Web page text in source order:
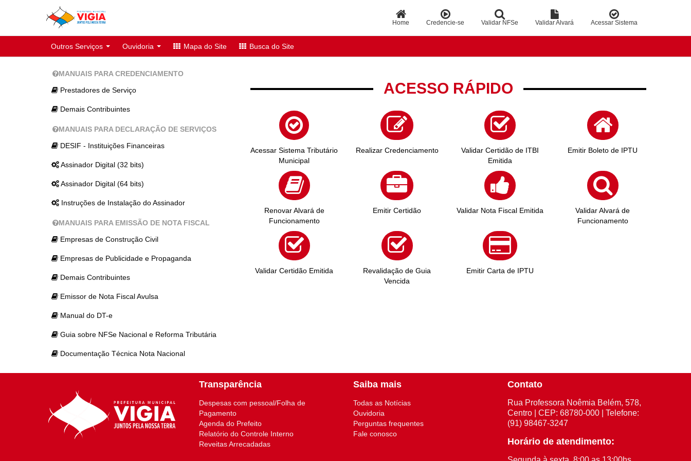
Home Credencie-se Validar NFSe Validar Alvará Acessar Sistema
Outros Serviços Ouvidoria Mapa do Site Busca do Site
MANUAIS PARA CREDENCIAMENTO
Prestadores de Serviço
Demais Contribuintes
MANUAIS PARA DECLARAÇÃO DE SERVIÇOS
DESIF - Instituições Financeiras
Assinador Digital (32 bits)
Assinador Digital (64 bits)
Instruções de Instalação do Assinador
MANUAIS PARA EMISSÃO DE NOTA FISCAL
Empresas de Construção Civil
Empresas de Publicidade e Propaganda
Demais Contribuintes
Emissor de Nota Fiscal Avulsa
Manual do DT-e
Guia sobre NFSe Nacional e Reforma Tributária
Documentação Técnica Nota Nacional
ACESSO RÁPIDO
Acessar Sistema Tributário
Municipal
Realizar Credenciamento
Validar Certidão de ITBI
Emitida
Emitir Boleto de IPTU
Renovar Alvará de
Funcionamento
Emitir Certidão Validar Nota Fiscal Emitida
Validar Alvará de
Funcionamento
Validar Certidão Emitida
Revalidação de Guia
Vencida
Emitir Carta de IPTU
Transparência
Despesas com pessoal/Folha de
Pagamento
Agenda do Prefeito
Relatório do Controle Interno
Reveitas Arrecadadas
Saiba mais
Todas as Notícias
Ouvidoria
Perguntas frequentes
Fale conosco
Contato
Rua Professora Noêmia Belém, 578,
Centro | CEP: 68780-000 | Telefone:
(91) 98467-3247
Horário de atendimento: